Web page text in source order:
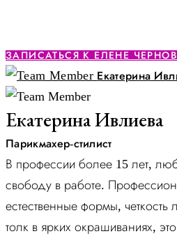
ЗАПИСАТЬСЯ К ЕЛЕНЕ
Екатерина
Екатерина Ивлиева
Парикмахер-стилист
В профессии более 15 лет,
свободу в работе.
естественные формы, четкость
толк в ярких окрашиваниях,